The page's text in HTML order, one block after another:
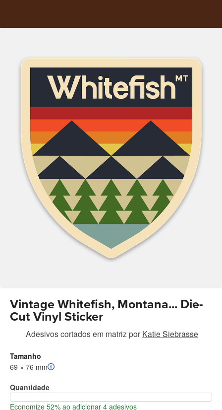
Vintage Whitefish, Montana... Die-
Cut Vinyl Sticker
Adesivos cortados em matriz por Katie Siebrasse
Tamanho
69 × 76 mm
Quantidade
Economize 52% ao adicionar 4 adesivos